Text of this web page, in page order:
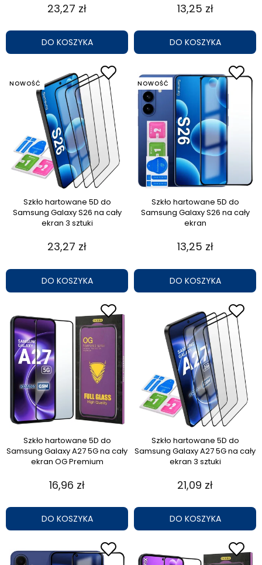
23,27 zł
DO KOSZYKA
13,25 zł
DO KOSZYKA
Szkło hartowane 5D do
Samsung Galaxy S26 na cały
ekran 3 sztuki
23,27 zł
DO KOSZYKA
NOWOŚĆ
Szkło hartowane 5D do
Samsung Galaxy S26 na cały
ekran
13,25 zł
DO KOSZYKA
NOWOŚĆ
Szkło hartowane 5D do
Samsung Galaxy A27 5G na cały
ekran OG Premium
16,96 zł
DO KOSZYKA
Szkło hartowane 5D do
Samsung Galaxy A27 5G na cały
ekran 3 sztuki
21,09 zł
DO KOSZYKA